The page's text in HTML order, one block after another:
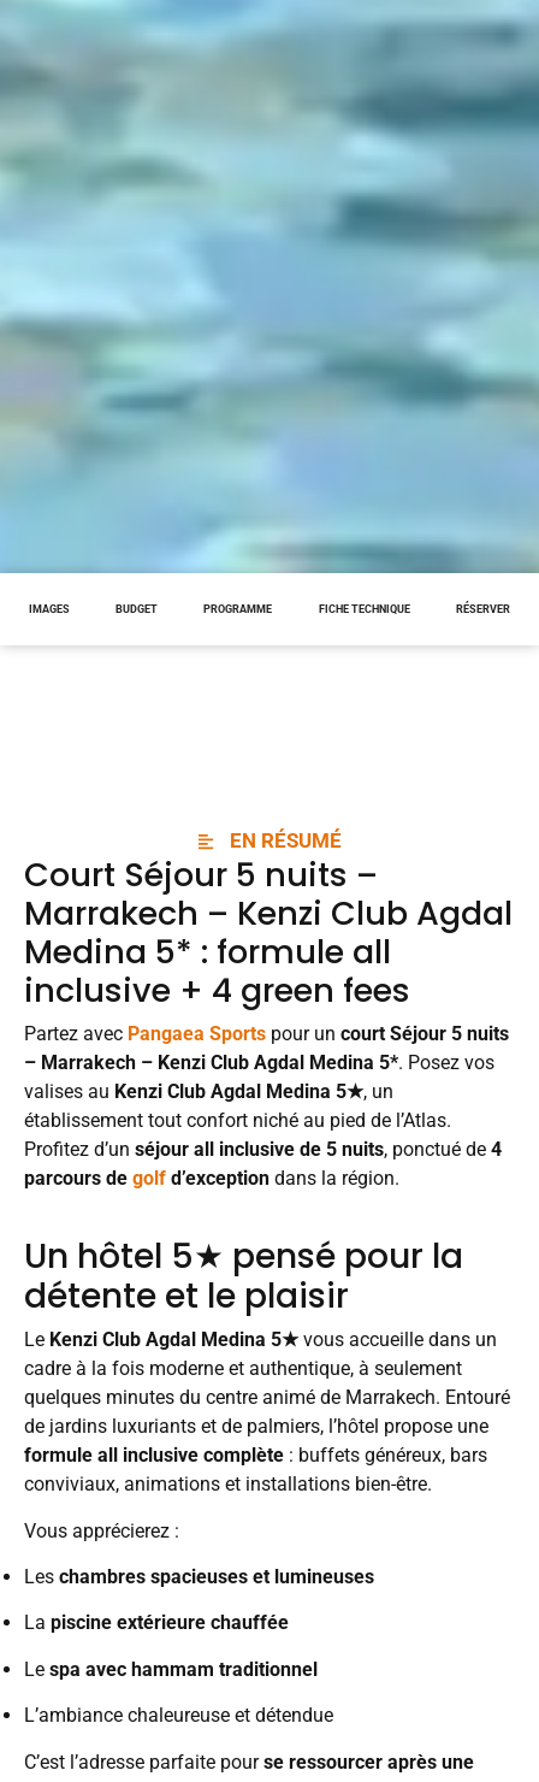
IMAGES BUDGET PROGRAMME FICHE TECHNIQUE RÉSERVER
EN RÉSUMÉ
Court Séjour 5 nuits –
Marrakech – Kenzi Club Agdal
Medina 5* : formule all
inclusive + 4 green fees
Partez avec Pangaea Sports pour un court Séjour 5 nuits
– Marrakech – Kenzi Club Agdal Medina 5*. Posez vos
valises au Kenzi Club Agdal Medina 5★, un
établissement tout confort niché au pied de l’Atlas.
Profitez d’un séjour all inclusive de 5 nuits, ponctué de 4
parcours de golf d’exceptiondans la région.
Un hôtel 5★ pensé pour la
détente et le plaisir
Le Kenzi Club Agdal Medina 5★vous accueille dans un
cadre à la fois moderne et authentique, à seulement
quelques minutes du centre animé de Marrakech. Entouré
de jardins luxuriants et de palmiers, l’hôtel propose une
formule all inclusive complète: buffets généreux, bars
conviviaux, animations et installations bien-être.
Vous apprécierez :
Les chambres spacieuses et lumineuses
La piscine extérieure chauffée
Le spa avec hammam traditionnel
L’ambiance chaleureuse et détendue
C’est l’adresse parfaite pourse ressourcer après une